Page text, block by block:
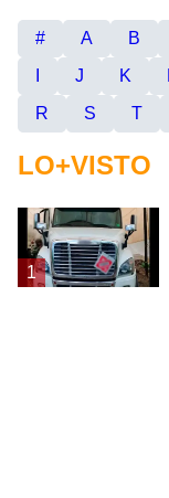
# A B
J K
R
S T
LO+VISTO
1